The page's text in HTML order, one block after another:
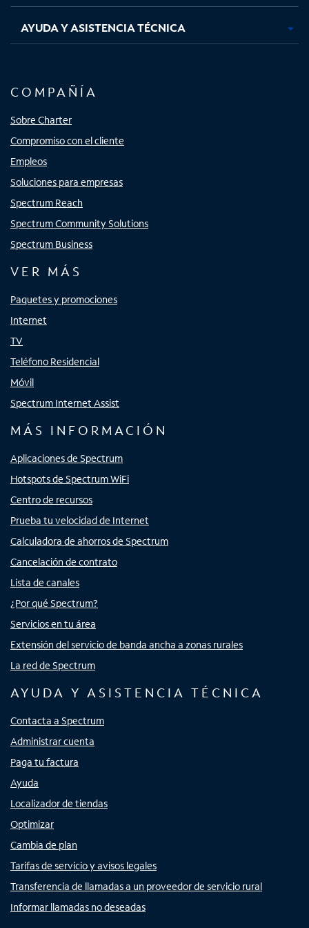
AYUDA Y ASISTENCIA TÉCNICA
COMPAÑÍA
Sobre Charter
Compromiso con el cliente
Empleos
Soluciones para empresas
Spectrum Reach
Spectrum Community Solutions
Spectrum Business
VER MÁS
Paquetes y promociones
Internet
TV
Teléfono Residencial
Móvil
Spectrum Internet Assist
MÁS INFORMACIÓN
Aplicaciones de Spectrum
Hotspots de Spectrum WiFi
Centro de recursos
Prueba tu velocidad de Internet
Calculadora de ahorros de Spectrum
Cancelación de contrato
Lista de canales
¿Por qué Spectrum?
Servicios en tu área
Extensión del servicio de banda ancha a zonas rurales
La red de Spectrum
AYUDA Y ASISTENCIA TÉCNICA
Contacta a Spectrum
Administrar cuenta
Paga tu factura
Ayuda
Localizador de tiendas
Optimizar
Cambia de plan
Tarifas de servicio y avisos legales
Transferencia de llamadas a un proveedor de servicio rural
Informar llamadas no deseadas